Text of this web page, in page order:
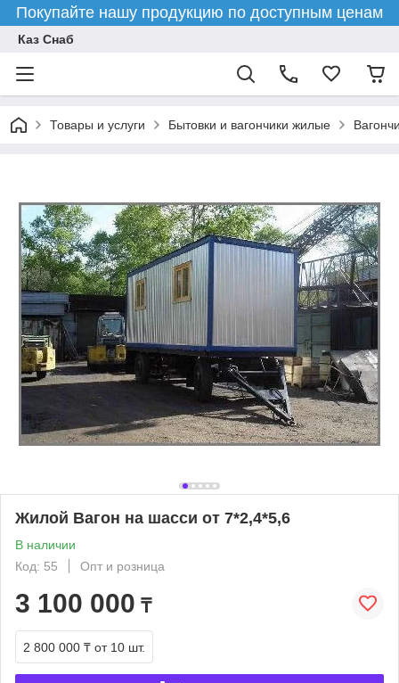
Покупайте нашу продукцию по доступным ценам
Каз Снаб
Товары и услуги Бытовки и вагончики жилые
Жилой Вагон на шасси от 7*2,4*5,6
В наличии
Код: 55
Опт и розница
3 100 000 ₸
2 800 000 ₸ от 10 шт.